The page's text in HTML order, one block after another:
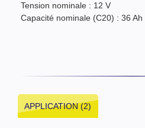
Tension nominale : 12 V
Capacité nominale (C20) : 36 Ah
APPLICATION (2)